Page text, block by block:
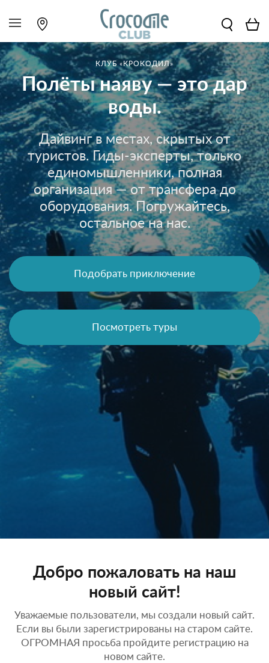
КЛУБ «КРОКОДИЛ»
Полёты наяву — это дар
воды.
Дайвинг в местах, скрытых от
туристов. Гиды-эксперты, только
единомышленники, полная
организация — от трансфера до
оборудования. Погружайтесь,
остальное на нас.
Подобрать приключение
Посмотреть туры
Добро пожаловать на наш
новый сайт!
Уважаемые пользователи, мы создали новый сайт.
Если вы были зарегистрированы на старом сайте.
ОГРОМНАЯ просьба пройдите регистрацию на
новом сайте.